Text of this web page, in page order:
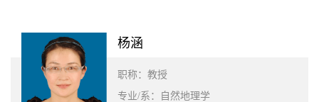
杨涵
职称：教授
专业/系：自然地理学